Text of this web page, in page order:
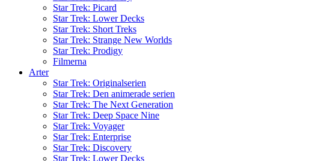
Star Trek: Picard
Star Trek: Lower Decks
Star Trek: Short Treks
Star Trek: Strange New Worlds
Star Trek: Prodigy
Filmerna
Arter
Star Trek: Originalserien
Star Trek: Den animerade serien
Star Trek: The Next Generation
Star Trek: Deep Space Nine
Star Trek: Voyager
Star Trek: Enterprise
Star Trek: Discovery
Star Trek: Lower Decks